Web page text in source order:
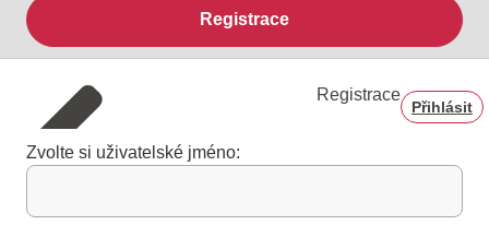
Registrace
Registrace
Přihlásit
Zvolte si uživatelské jméno: